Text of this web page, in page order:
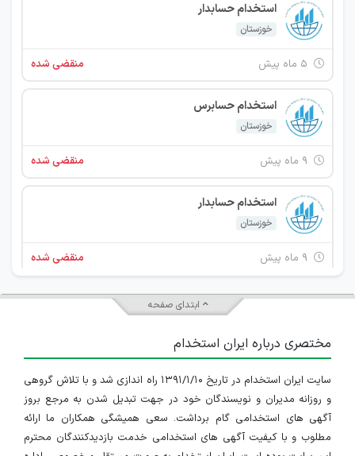
استخدام حسابدار
خوزستان
منقضی شده
استخدام حسابرس
خوزستان
منقضی شده
استخدام حسابدار
خوزستان
منقضی شده
ابتدای صفحه
مختصری درباره ایران استخدام
سایت ایران استخدام در تاریخ ۱۳۹۱/۱/۱۰ راه اندازی شد و با تلاش گروهی
و روزانه مدیران و نویسندگان خود در جهت تبدیل شدن به مرجع بروز
آگهی های استخدامی گام برداشت. سعی همیشگی همکاران ما ارائه
مطلوب و با کیفیت آگهی های استخدامی خدمت بازدیدکنندگان محترم